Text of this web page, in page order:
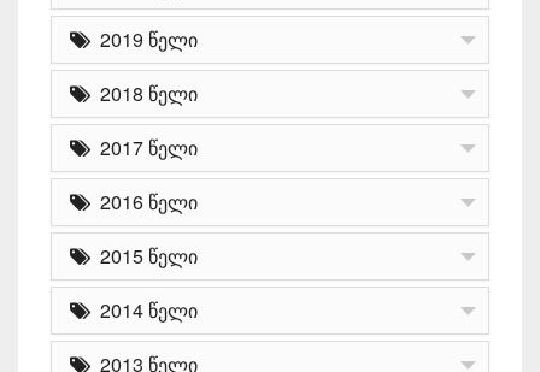
2019 წელი
2018 წელი
2017 წელი
2016 წელი
2015 წელი
2014 წელი
2013 წელი